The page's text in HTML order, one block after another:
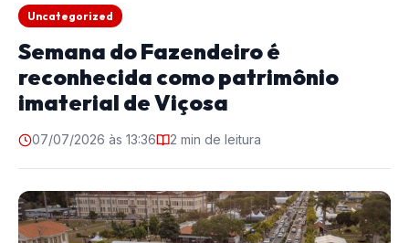
Uncategorized
Semana do Fazendeiro é
reconhecida como patrimônio
imaterial de Viçosa
07/07/2026 às 13:36 2 min de leitura